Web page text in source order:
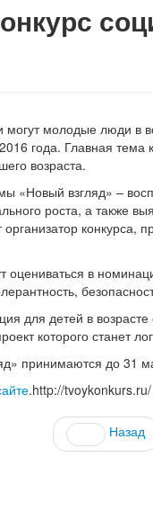
молодые люди в
года. Главная
возраста.
«Новый взгляд» –
роста, а также
конкурса,
оцениваться в
для детей в
которого станет
принимаются до 31
.http://tvoykonkurs.ru/
Назад